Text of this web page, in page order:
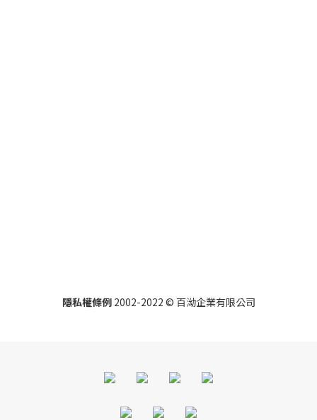
隱私權條例 2002-2022 © 百泑企業有限公司